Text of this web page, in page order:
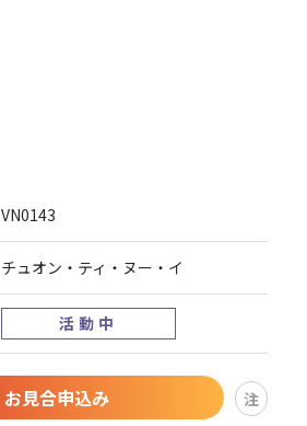
VN0143
チュオン・ティ・ヌー・イ
活動中
お見合申込み 注